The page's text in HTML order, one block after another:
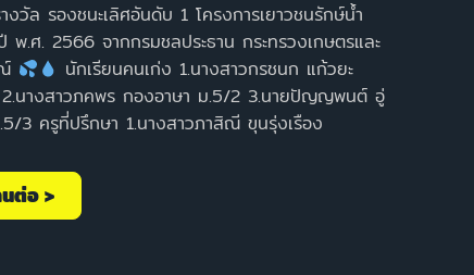
ล รองชนะเลิศอันดับ 1 โครงการเยาวชนรักษ์น้ำ
พ.ศ. 2566 จากกรมชลประธาน กระทรวงเกษตรและ
นักเรียนคนเก่ง 1.นางสาวกรชนก แก้วยะ
นางสาวภคพร กองอาษา ม.5/2 3.นายปัญญพนต์ อู่
3 ครูที่ปรึกษา 1.นางสาวภาสิณี ขุนรุ่งเรือง
ต่อ >